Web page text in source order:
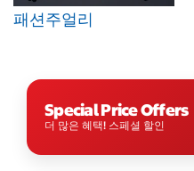
패션주얼리
Special Price Offers
더 많은 혜택! 스페셜 할인